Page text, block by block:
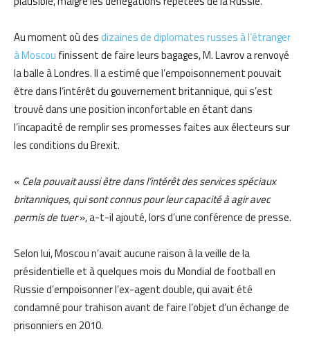
Au moment où desdizaines de diplomates russes à l’étranger
à Moscou finissent de faire leurs bagages, M. Lavrov a renvoyé
la balle à Londres. Il a estimé que l’empoisonnement pouvait
être dans l’intérêt du gouvernement britannique, qui s’est
trouvé dans une position inconfortable en étant dans
l’incapacité de remplir ses promesses faites aux électeurs sur
les conditions du Brexit.
« Cela pouvait aussi être dans l’intérêt des services spéciaux
britanniques, qui sont connus pour leur capacité à agir avec
permis de tuer», a-t-il ajouté, lors d’une conférence de presse.
Selon lui, Moscou n’avait aucune raison à la veille de la
présidentielle et à quelques mois du Mondial de football en
Russie d’empoisonner l’ex-agent double, qui avait été
condamné pour trahison avant de faire l’objet d’un échange de
prisonniers en 2010.